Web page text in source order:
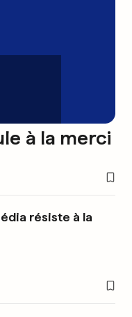
à la merci
résiste à la